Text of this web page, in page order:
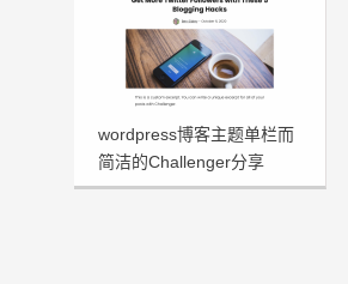
wordpress博客主题单栏而
简洁的Challenger分享